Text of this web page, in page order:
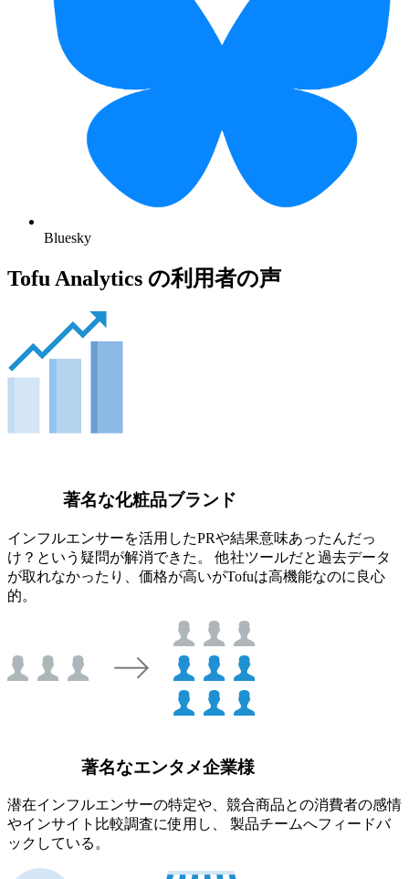
Bluesky
Tofu Analytics の利用者の声
著名な化粧品ブランド
インフルエンサーを活用したPRや結果意味あったんだっ
け？という疑問が解消できた。 他社ツールだと過去データ
が取れなかったり、価格が高いがTofuは高機能なのに良心
的。
著名なエンタメ企業様
潜在インフルエンサーの特定や、競合商品との消費者の感情
やインサイト比較調査に使用し、 製品チームへフィードバ
ックしている。